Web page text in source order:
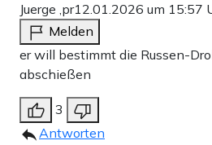
Juerge ,pr12.01.2026 um 15:57
Melden
er will bestimmt die Russen-
abschießen
3
Antworten